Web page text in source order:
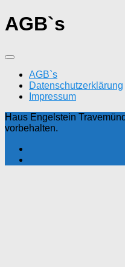
AGB`s
AGB`s
Datenschutzerklärung
Impressum
Haus Engelstein
vorbehalten.